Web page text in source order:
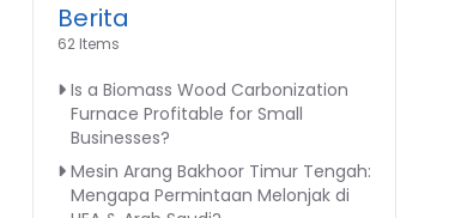
Berita
62 Items
Is a Biomass Wood Carbonization
Furnace Profitable for Small
Businesses?
Mesin Arang Bakhoor Timur Tengah:
Mengapa Permintaan Melonjak di